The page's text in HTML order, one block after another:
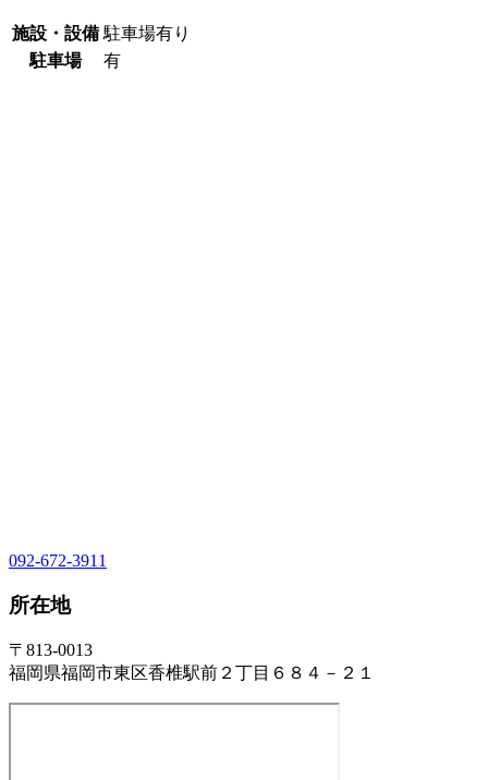
施設・設備 駐車場有り
駐車場
有
092-672-3911
所在地
〒813-0013
福岡県福岡市東区香椎駅前２丁目６８４－２１